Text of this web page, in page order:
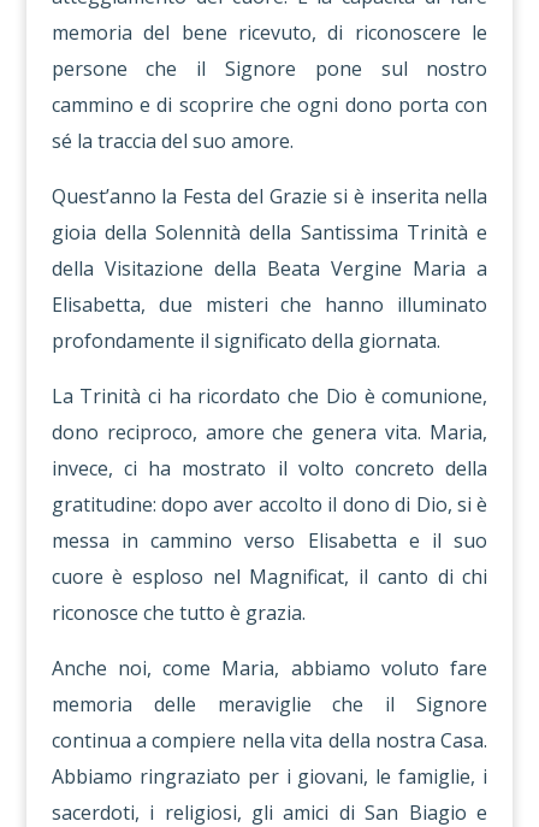
memoria del bene ricevuto, di riconoscere le
persone che il Signore pone sul nostro
cammino e di scoprire che ogni dono porta con
sé la traccia del suo amore.
Quest’anno la Festa del Grazie si è inserita nella
gioia della Solennità della Santissima Trinità e
della Visitazione della Beata Vergine Maria a
Elisabetta, due misteri che hanno illuminato
profondamente il significato della giornata.
La Trinità ci ha ricordato che Dio è comunione,
dono reciproco, amore che genera vita. Maria,
invece, ci ha mostrato il volto concreto della
gratitudine: dopo aver accolto il dono di Dio, si è
messa in cammino verso Elisabetta e il suo
cuore è esploso nel Magnificat, il canto di chi
riconosce che tutto è grazia.
Anche noi, come Maria, abbiamo voluto fare
memoria delle meraviglie che il Signore
continua a compiere nella vita della nostra Casa.
Abbiamo ringraziato per i giovani, le famiglie, i
sacerdoti, i religiosi, gli amici di San Biagio e